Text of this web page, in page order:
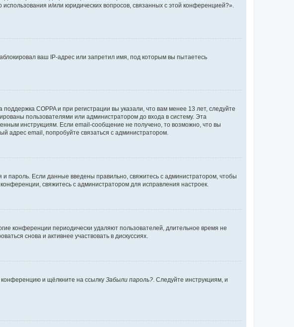
и/или юридических вопросов, связанных с этой конференцией?».
ваш IP-адрес или запретил имя, под которым вы пытаетесь
COPPA и при регистрации вы указали, что вам менее 13 лет, следуйте
пользователями или администратором до входа в систему. Эта
инструкциям. Если email-сообщение не получено, то возможно, что вы
адрес email, попробуйте связаться с администратором.
пароль. Если данные введены правильно, свяжитесь с администратором, чтобы
свяжитесь с администратором для исправления настроек.
конференции периодически удаляют пользователей, длительное время не
снова и активнее участвовать в дискуссиях.
конференцию и щёлкните на ссылку Забыли пароль? . Следуйте инструкциям, и